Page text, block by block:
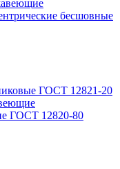
бесшовные
ГОСТ 12821-20
ГОСТ 12820-80